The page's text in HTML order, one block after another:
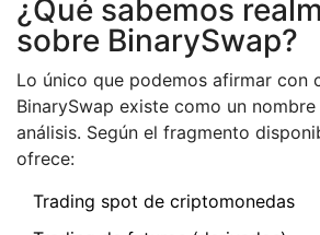
¿Qué sabemos
sobre BinarySwap?
Lo único que podemos afirmar con
BinarySwap existe como un
análisis. Según el fragmento
ofrece:
Trading spot de criptomonedas